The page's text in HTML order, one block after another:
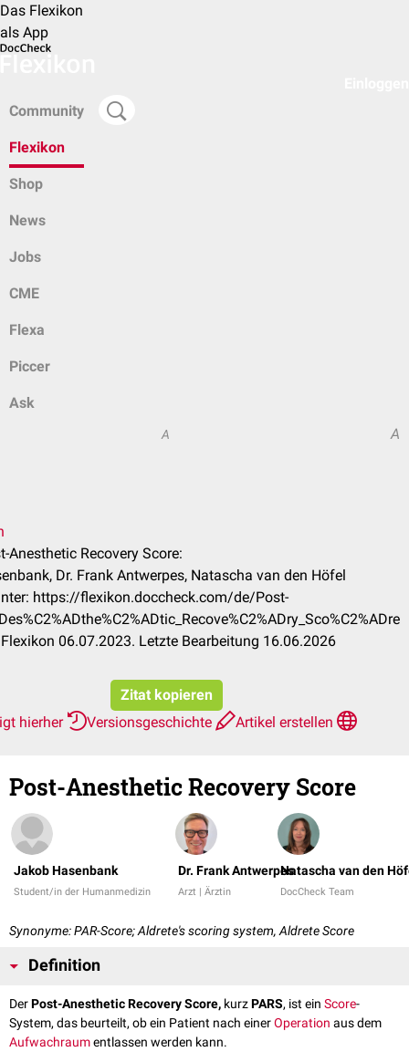
Das Flexikon
als App
Community
Flexikon
Shop
News
Jobs
CME
Flexa
Piccer
Ask
A A
An­es­the­tic Recove­ry Sco­re:
Dr. Frank Antwerpes, Natascha van den Höfel
https://flexikon.doccheck.com/de/Post-
06.07.2023. Letzte Bearbeitung 16.06.2026
Zitat kopieren
hierher
Versionsgeschichte Artikel erstellen
Post-An­es­the­tic Recove­ry Sco­re
Jakob Hasenbank
Student/in der Humanmedizin
Dr. Frank Antwerpes
Arzt | Ärztin
Natascha van den
DocCheck Team
Synonyme: PAR-Score; Aldrete's scoring system, Aldrete Score
Definition
DerPost-Anesthetic Recovery Score, kurzPARS, ist ein Score-
System, das beurteilt, ob ein Patient nach einerOperation aus dem
Aufwachraumentlassen werden kann.